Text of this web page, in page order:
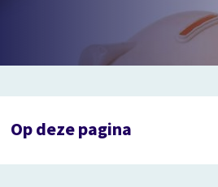
Op deze pagina
Arm en rijk